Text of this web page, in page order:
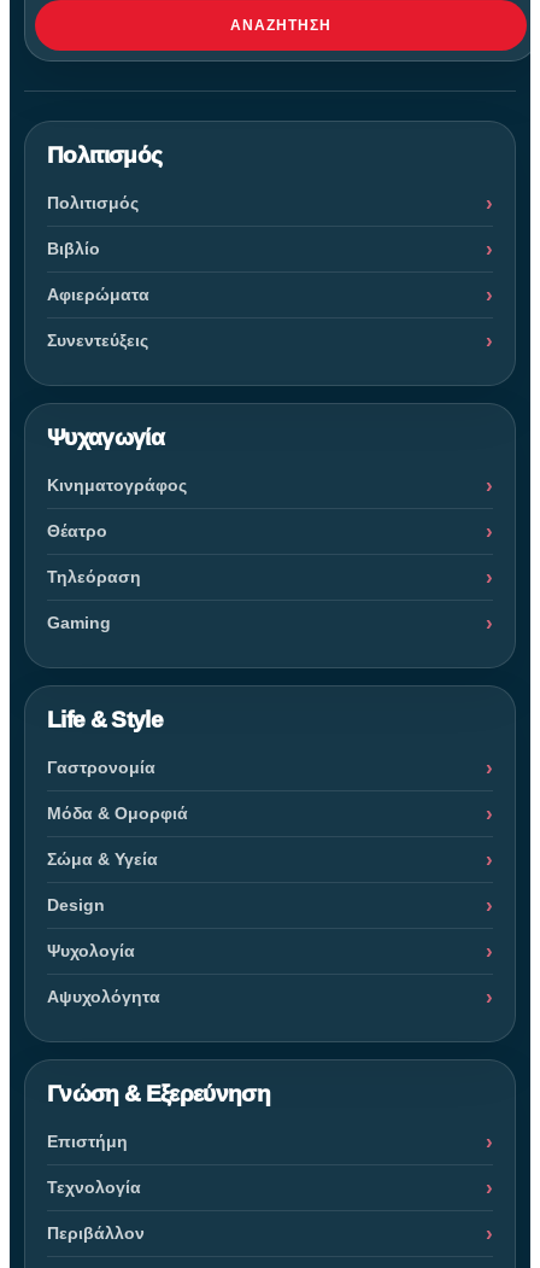
ΑΝΑΖΉΤΗΣΗ
Πολιτισμός
Πολιτισμός
Βιβλίο
Αφιερώματα
Συνεντεύξεις
Ψυχαγωγία
Κινηματογράφος
Θέατρο
Τηλεόραση
Gaming
Life & Style
Γαστρονομία
Μόδα & Ομορφιά
Σώμα & Υγεία
Design
Ψυχολογία
Αψυχολόγητα
Γνώση & Εξερεύνηση
Επιστήμη
Τεχνολογία
Περιβάλλον